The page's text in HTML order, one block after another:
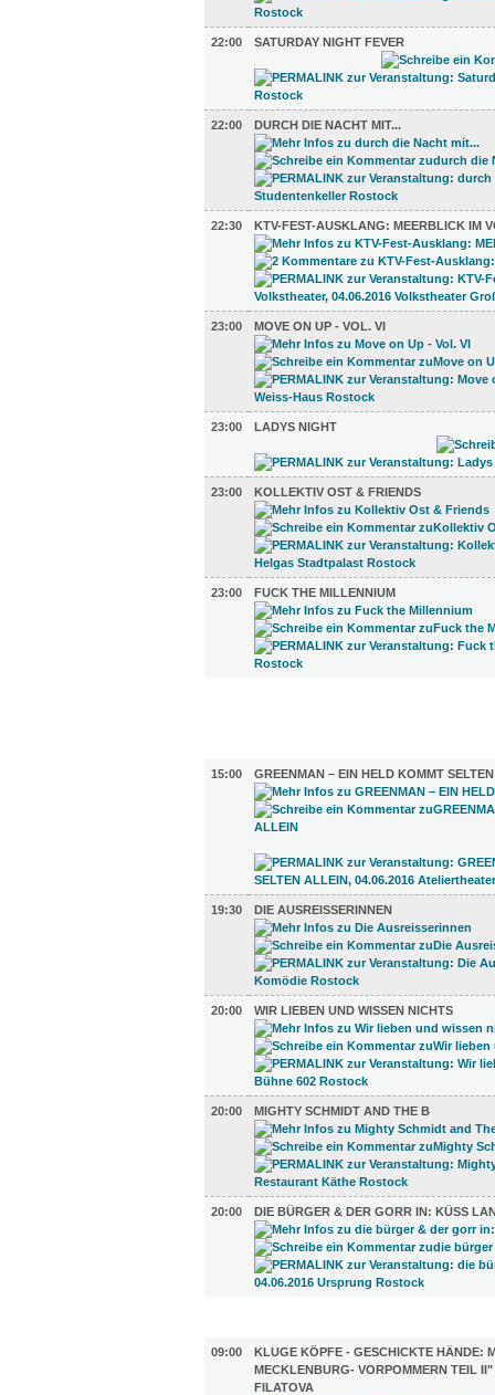
22:00 SATURDAY NIGHT FEVER
22:00 DURCH DIE NACHT MIT...
22:30 KTV-FEST-AUSKLANG: MEERBLICK IM
23:00 MOVE ON UP - VOL. VI
23:00 LADYS NIGHT
23:00 KOLLEKTIV OST & FRIENDS
23:00 FUCK THE MILLENNIUM
15:00
GREENMAN – EIN HELD KOMMT
19:30 DIE AUSREISSERINNEN
20:00 WIR LIEBEN UND WISSEN NICHTS
20:00 MIGHTY SCHMIDT AND THE B
20:00 DIE BÜRGER & DER GORR IN: KÜSS
09:00
KLUGE KÖPFE - GESCHICKTE HÄNDE:
MECKLENBURG- VORPOMMERN TEIL
FILATOVA